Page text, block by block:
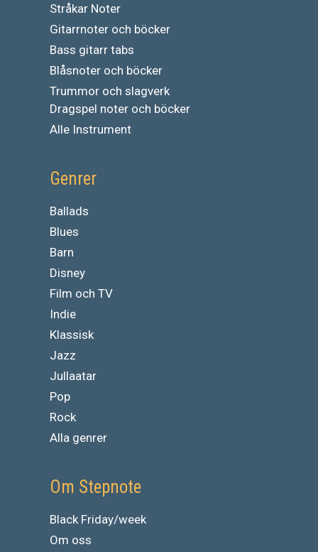
Stråkar Noter
Gitarrnoter och böcker
Bass gitarr tabs
Blåsnoter och böcker
Trummor och slagverk
Dragspel noter och böcker
Alle Instrument
Genrer
Ballads
Blues
Barn
Disney
Film och TV
Indie
Klassisk
Jazz
Jullaatar
Pop
Rock
Alla genrer
Om Stepnote
Black Friday/week
Om oss